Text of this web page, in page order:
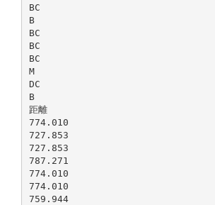
BC
B
BC
BC
BC
M
DC
B
距離
774.010
727.853
727.853
787.271
774.010
774.010
759.944